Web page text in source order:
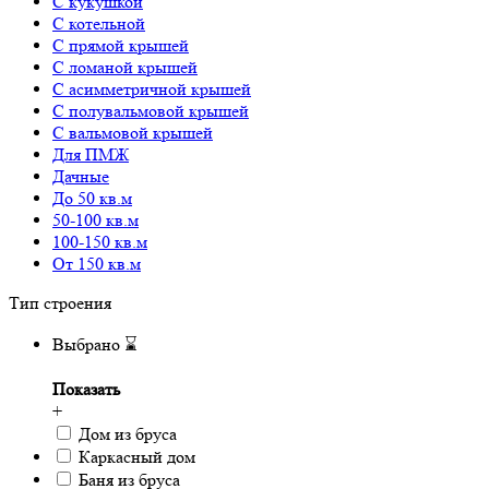
С котельной
С прямой крышей
С ломаной крышей
С асимметричной крышей
С полувальмовой крышей
С вальмовой крышей
Для ПМЖ
Дачные
До 50 кв.м
50-100 кв.м
100-150 кв.м
От 150 кв.м
Тип строения
Выбрано ⌛
Показать
+
Дом из бруса
Каркасный дом
Баня из бруса